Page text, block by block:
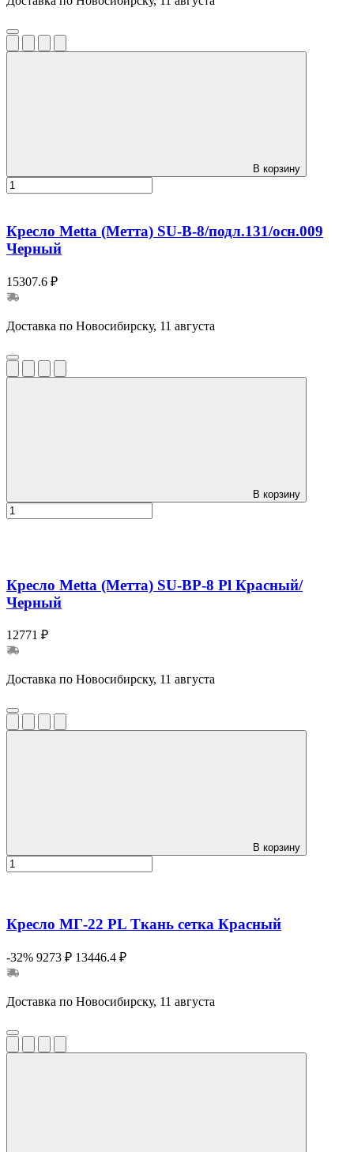
В корзину
Кресло Metta (Метта) SU-B-8/подл.131/осн.009
Черный
15307.6 ₽
Доставка по Новосибирску, 11 августа
В корзину
Кресло Metta (Метта) SU-BP-8 Pl Красный/
Черный
12771 ₽
Доставка по Новосибирску, 11 августа
В корзину
Кресло МГ-22 PL Ткань сетка Красный
-32% 9273 ₽ 13446.4 ₽
Доставка по Новосибирску, 11 августа